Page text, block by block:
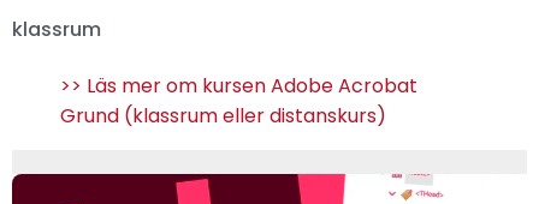
klassrum
>> Läs mer om kursen Adobe Acrobat
Grund (klassrum eller distanskurs)